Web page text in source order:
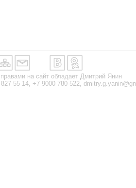
на сайт обладает Дмитрий Янин
55-14, +7 9000 780-522,